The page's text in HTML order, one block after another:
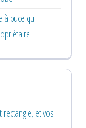
à puce qui
et vos